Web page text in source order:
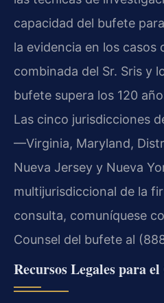
capacidad del bufete
la evidencia en los casos
combinada del Sr. Sris y
bufete supera los 120
Las cinco jurisdicciones
—Virginia, Maryland,
Nueva Jersey y Nueva
multijurisdiccional de la
consulta, comuníquese
Counsel del bufete al
Recursos Legales para